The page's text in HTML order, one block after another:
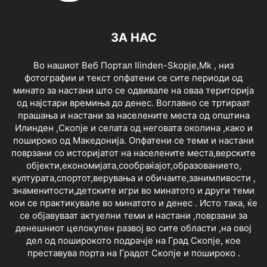
ЗА НАС
Во нашиот Веб Портал Ilinden-Skopje,Mk , низ
фотографии и текст опфатени се сите периоди од
минато за настани што се одвивале на оваа територија
од најстари времиња до денес. Воглавно се тртираат
прашања и настани за населените места од општина
Илинден ,Скопје и селата од неговата околина ,како и
пошироко од Македонија. Опфатени се теми и настани
поврзани со историјатот на населените места,верските
објекти,економијата,сообраќајот,образованието,
културата,спортот,верувања и обичаите,занимливости ,
знаменитости,детските игри во минатото и други теми
кои се практикувале во минатото и денес . Исто така, ќе
се објавуваат актуелни теми и настани ,поврзани за
денешниот целокупен развој во сите области ,на овој
дел од поширокото подрачје на Град Скопје, кое
преставува порта на Градот Скопје и пошироко .